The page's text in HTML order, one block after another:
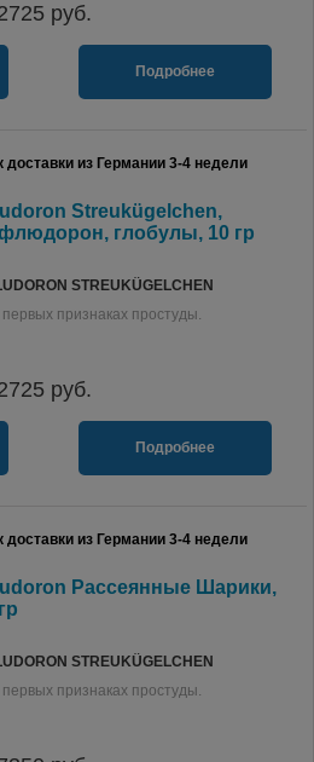
руб.
Подробнее
доставки из Германии 3-4 недели
Streukügelchen,
глобулы, 10 гр
STREUKÜGELCHEN
признаках простуды.
руб.
Подробнее
доставки из Германии 3-4 недели
Рассеянные Шарики,
STREUKÜGELCHEN
признаках простуды.